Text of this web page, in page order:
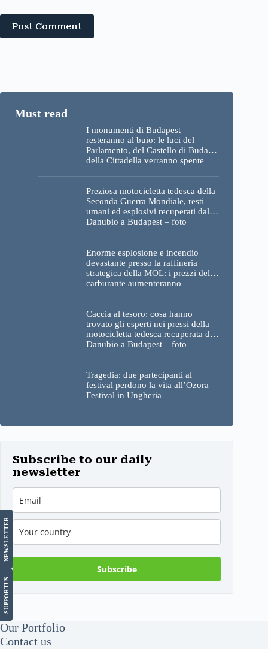
Post Comment
I monumenti di Budapest
resteranno al buio: le luci del
Parlamento, del Castello di Buda e
della Cittadella verranno spente
Preziosa motocicletta tedesca della
Seconda Guerra Mondiale, resti
umani ed esplosivi recuperati dal
Danubio a Budapest – foto
Enorme esplosione e incendio
devastante presso la raffineria
strategica della MOL: i prezzi del
carburante aumenteranno
Caccia al tesoro: cosa hanno
trovato gli esperti nei pressi della
motocicletta tedesca recuperata dal
Danubio a Budapest – foto
Tragedia: due partecipanti al
festival perdono la vita all’Ozora
Festival in Ungheria
Subscribe to our daily
newsletter
Subscribe
SUPPORT
US
NEWS
LETTER
Our Portfolio
Contact us